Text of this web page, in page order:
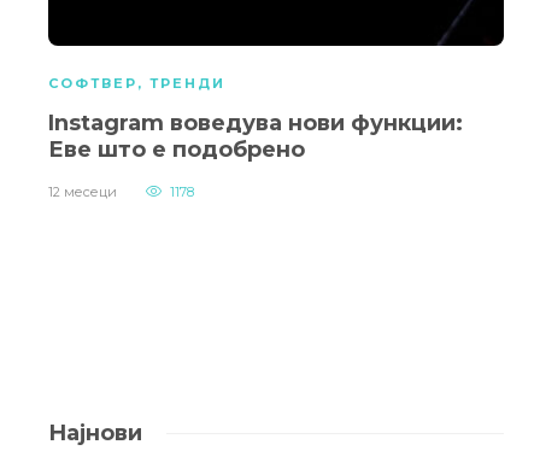
СОФТВЕР , ТРЕНДИ
Instagram воведува нови функции:
Еве што е подобрено
12 месеци 1178
Најнови